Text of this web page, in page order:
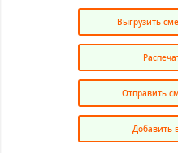
Выгрузить
Отправить
Добавить